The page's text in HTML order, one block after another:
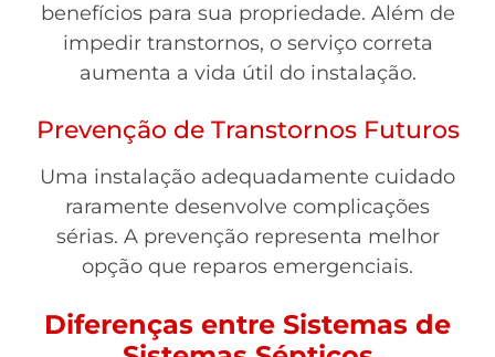
benefícios para sua propriedade. Além de
impedir transtornos, o serviço correta
aumenta a vida útil do instalação.
Prevenção de Transtornos Futuros
Uma instalação adequadamente cuidado
raramente desenvolve complicações
sérias. A prevenção representa melhor
opção que reparos emergenciais.
Diferenças entre Sistemas de